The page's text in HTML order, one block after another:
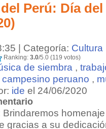
Perú: Día
| Categoría: Cultura
Ranking: 3.0/5.0 (119 votos)
de siembra ,
campesino peruano ,
ide el 24/06/2020
Brindaremos
gracias a su